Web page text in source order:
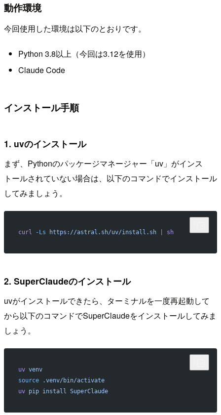
動作環境
今回使用した環境は以下のとおりです。
Python 3.8以上（今回は3.12を使用）
Claude Code
インストール手順
1. uvのインストール
まず、Pythonのパッケージマネージャー「uv」がインス
トールされていない場合は、以下のコマンドでインストール
してみましょう。
curl -Ls https://astral.sh/uv/install.sh | sh
2. SuperClaudeのインストール
uvがインストールできたら、ターミナルを一度再起動して
から以下のコマンドでSuperClaudeをインストールしてみま
しょう。
uv venv
source .venv/bin/activate
uv pip install SuperClaude